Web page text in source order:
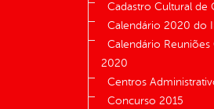
Cadastro Cultural de
Calendário 2020 do
Calendário Reuniões
2020
Centros
Concurso 2015